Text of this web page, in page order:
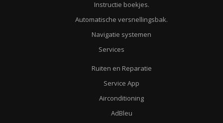
Instructie boekjes.
Automatische versnellingsbak.
Navigatie systemen
Services
Ruiten en Reparatie
Service App
Airconditioning
AdBleu